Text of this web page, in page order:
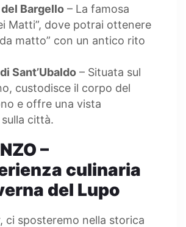
Bargello– La famosa
Matti”, dove potrai ottenere
matto” con un antico rito
Sant’Ubaldo– Situata sul
custodisce il corpo del
e offre una vista
città.
–
culinaria
del Lupo
ci sposteremo nella storica